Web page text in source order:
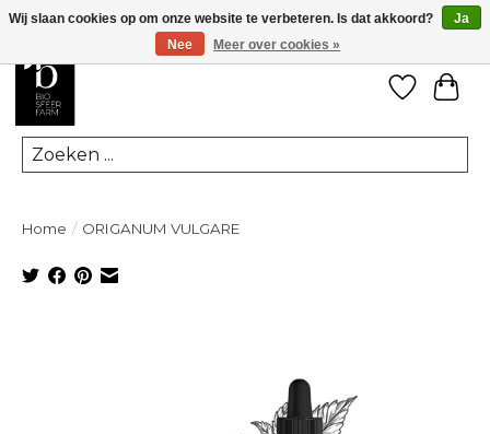
Zoeken
Home / ORIGANUM VULGARE
Wij slaan cookies op om onze website te verbeteren. Is dat akkoord?
Ja
Nee
Meer over cookies »